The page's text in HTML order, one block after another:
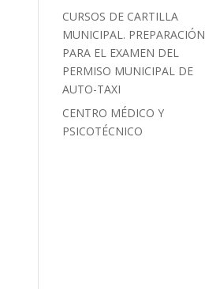
CURSOS DE CARTILLA
MUNICIPAL. PREPARACIÓN
PARA EL EXAMEN DEL
PERMISO MUNICIPAL DE
AUTO-TAXI
CENTRO MÉDICO Y
PSICOTÉCNICO